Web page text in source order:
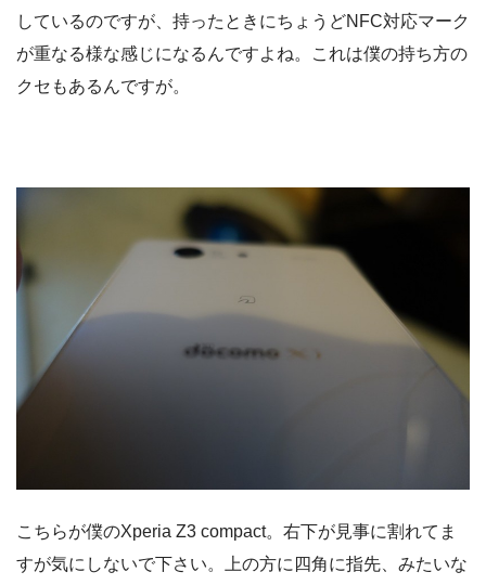
しているのですが、持ったときにちょうどNFC対応マーク
が重なる様な感じになるんですよね。これは僕の持ち方の
クセもあるんですが。
こちらが僕のXperia Z3 compact。右下が見事に割れてま
すが気にしないで下さい。上の方に四角に指先、みたいな